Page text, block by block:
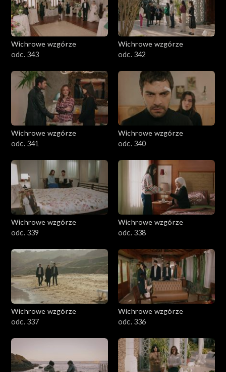
Wichrowe wzgórze
odc. 343
Wichrowe wzgórze
odc. 342
Wichrowe wzgórze
odc. 341
Wichrowe wzgórze
odc. 340
Wichrowe wzgórze
odc. 339
Wichrowe wzgórze
odc. 338
Wichrowe wzgórze
odc. 337
Wichrowe wzgórze
odc. 336